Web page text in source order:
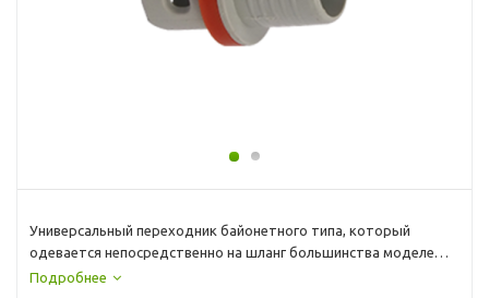
Универсальный переходник байонетного типа, который
одевается непосредственно на шланг большинства моделей
насосов, исключая модели -5001, -6001, -7001 и Bravo 12 и,
Подробнее